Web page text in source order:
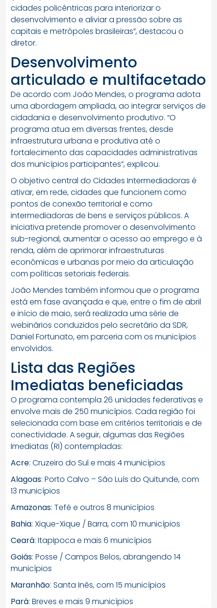
cidades policêntricas para interiorizar o
desenvolvimento e aliviar a pressão sobre as
capitais e metrópoles brasileiras”, destacou o
diretor.
Desenvolvimento
articulado e multifacetado
De acordo com João Mendes, o programa adota
uma abordagem ampliada, ao integrar serviços de
cidadania e desenvolvimento produtivo. “O
programa atua em diversas frentes, desde
infraestrutura urbana e produtiva até o
fortalecimento das capacidades administrativas
dos municípios participantes”, explicou.
O objetivo central do Cidades Intermediadoras é
ativar, em rede, cidades que funcionem como
pontos de conexão territorial e como
intermediadoras de bens e serviços públicos. A
iniciativa pretende promover o desenvolvimento
sub-regional, aumentar o acesso ao emprego e à
renda, além de aprimorar infraestruturas
econômicas e urbanas por meio da articulação
com políticas setoriais federais.
João Mendes também informou que o programa
está em fase avançada e que, entre o fim de abril
e início de maio, será realizada uma série de
webinários conduzidos pelo secretário da SDR,
Daniel Fortunato, em parceria com os municípios
envolvidos.
Lista das Regiões
Imediatas beneficiadas
O programa contempla 26 unidades federativas e
envolve mais de 250 municípios. Cada região foi
selecionada com base em critérios territoriais e de
conectividade. A seguir, algumas das Regiões
Imediatas (RI) contempladas:
Acre: Cruzeiro do Sul e mais 4 municípios
Alagoas: Porto Calvo – São Luís do Quitunde, com
13 municípios
Amazonas: Tefé e outros 8 municípios
Bahia: Xique-Xique / Barra, com 10 municípios
Ceará: Itapipoca e mais 6 municípios
Goiás: Posse / Campos Belos, abrangendo 14
municípios
Maranhão: Santa Inês, com 15 municípios
Pará: Breves e mais 9 municípios